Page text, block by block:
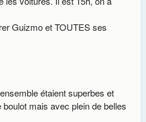
Guizmo et TOUTES ses
étaient superbes et
mais avec plein de belles